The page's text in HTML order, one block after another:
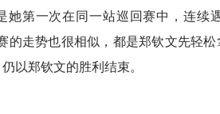
她第一次在同一站巡回赛中，连续
的走势也很相似，都是郑钦文先轻
以郑钦文的胜利结束。